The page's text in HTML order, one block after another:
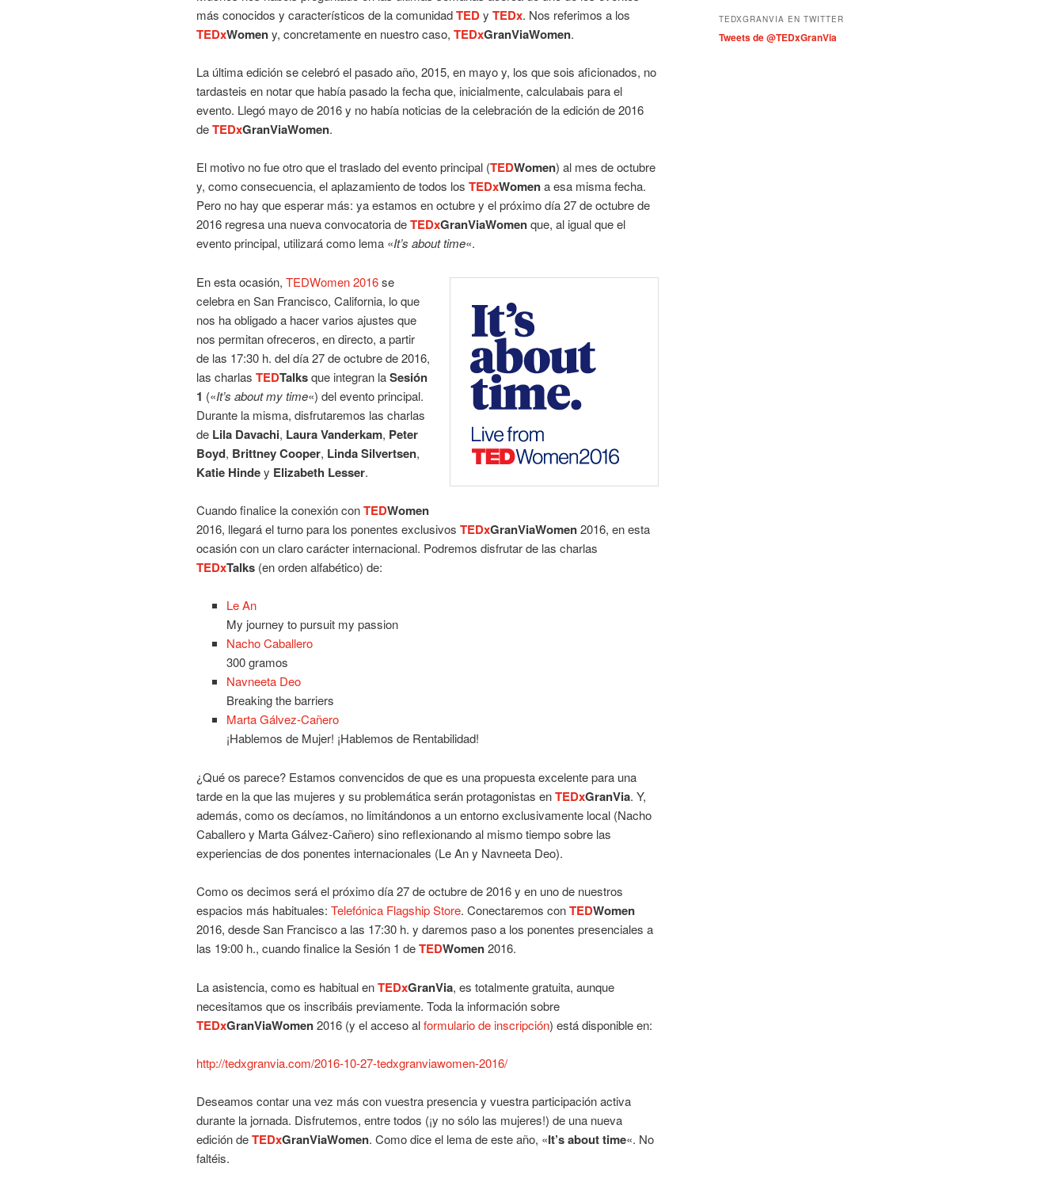
más conocidos y característicos de la comunidadTEDy TEDx. Nos referimos a los
TEDxWomeny, concretamente en nuestro caso, TEDxGranViaWomen.
La última edición se celebró el pasado año, 2015, en mayo y, los que sois aficionados, no
tardasteis en notar que había pasado la fecha que, inicialmente, calculabais para el
evento. Llegó mayo de 2016 y no había noticias de la celebración de la edición de 2016
deTEDxGranViaWomen.
El motivo no fue otro que el traslado del evento principal (TEDWomen) al mes de octubre
y, como consecuencia, el aplazamiento de todos los TEDxWomena esa misma fecha.
Pero no hay que esperar más: ya estamos en octubre y el próximo día 27 de octubre de
2016 regresa una nueva convocatoria deTEDxGranViaWomenque, al igual que el
evento principal, utilizará como lema «It’s about time«.
En esta ocasión, TEDWomen 2016se
celebra en San Francisco, California, lo que
nos ha obligado a hacer varios ajustes que
nos permitan ofreceros, en directo, a partir
de las 17:30 h. del día 27 de octubre de 2016,
las charlas TEDTalksque integran laSesión
1 («It’s about my time«) del evento principal.
Durante la misma, disfrutaremos las charlas
de Lila Davachi, Laura Vanderkam, Peter
Boyd, Brittney Cooper, Linda Silvertsen,
Katie Hindey Elizabeth Lesser.
Cuando finalice la conexión conTEDWomen
2016, llegará el turno para los ponentes exclusivos TEDxGranViaWomen2016, en esta
ocasión con un claro carácter internacional. Podremos disfrutar de las charlas
TEDxTalks (en orden alfabético) de:
Le An
My journey to pursuit my passion
Nacho Caballero
300 gramos
Navneeta Deo
Breaking the barriers
Marta Gálvez-Cañero
¡Hablemos de Mujer! ¡Hablemos de Rentabilidad!
¿Qué os parece? Estamos convencidos de que es una propuesta excelente para una
tarde en la que las mujeres y su problemática serán protagonistas enTEDxGranVia. Y,
además, como os decíamos, no limitándonos a un entorno exclusivamente local (Nacho
Caballero y Marta Gálvez-Cañero) sino reflexionando al mismo tiempo sobre las
experiencias de dos ponentes internacionales (Le An y Navneeta Deo).
Como os decimos será el próximo día 27 de octubre de 2016 y en uno de nuestros
espacios más habituales: Telefónica Flagship Store. Conectaremos conTEDWomen
2016, desde San Francisco a las 17:30 h. y daremos paso a los ponentes presenciales a
las 19:00 h., cuando finalice la Sesión 1 deTEDWomen2016.
La asistencia, como es habitual enTEDxGranVia, es totalmente gratuita, aunque
necesitamos que os inscribáis previamente. Toda la información sobre
TEDxGranViaWomen2016 (y el acceso alformulario de inscripción) está disponible en:
http://tedxgranvia.com/2016-10-27-tedxgranviawomen-2016/
Deseamos contar una vez más con vuestra presencia y vuestra participación activa
durante la jornada. Disfrutemos, entre todos (¡y no sólo las mujeres!) de una nueva
edición deTEDxGranViaWomen. Como dice el lema de este año, «It’s about time«. No
faltéis.
a
s
TEDXGRANVIA EN TWITTER
Tweets de @TEDxGranVia